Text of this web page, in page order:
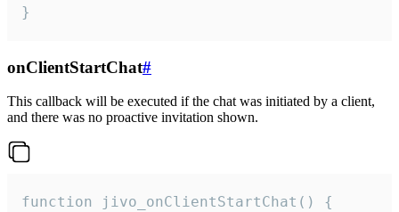
}
onClientStartChat#
This callback will be executed if the chat was initiated by a client,
and there was no proactive invitation shown.
function jivo_onClientStartChat() {